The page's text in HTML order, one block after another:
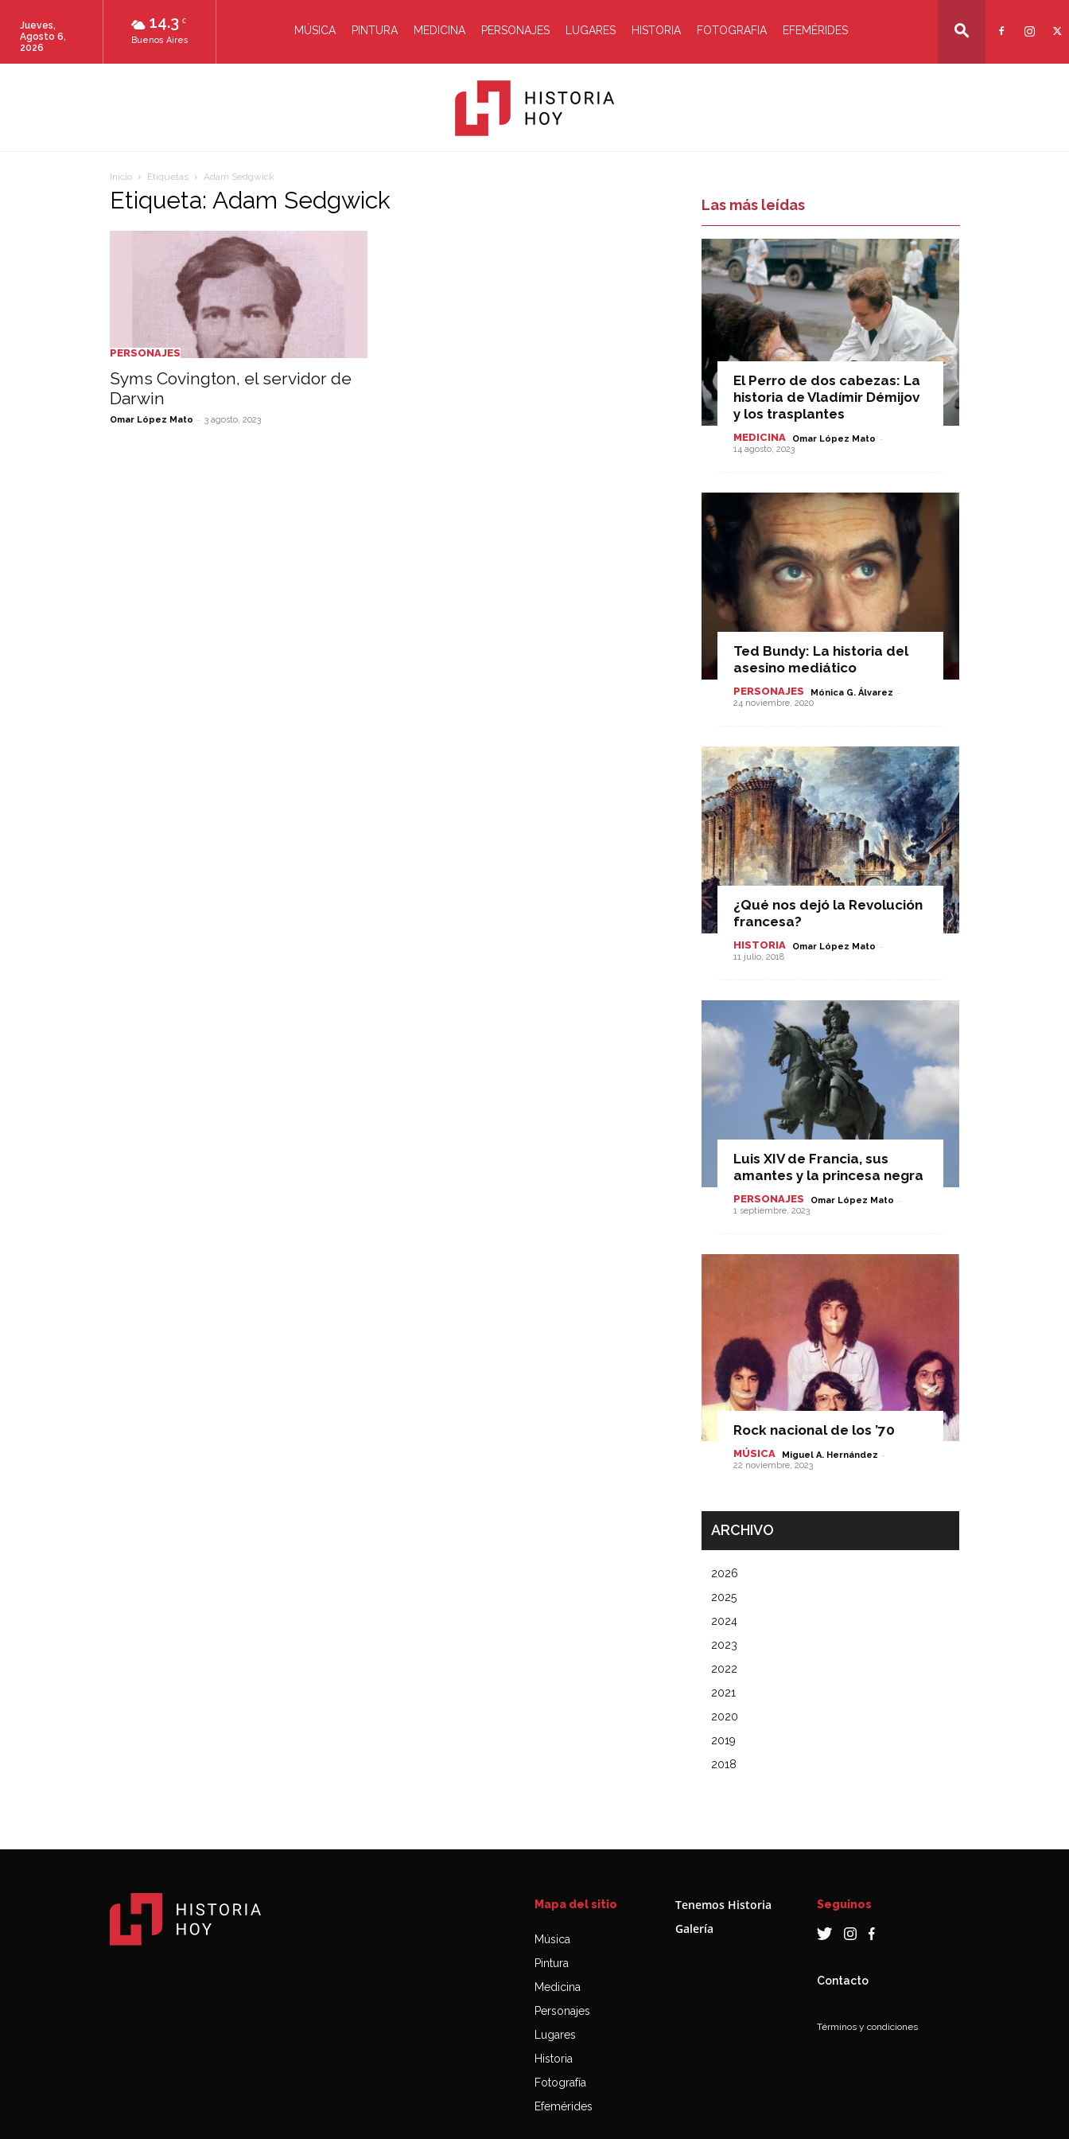
14.3 C
Buenos Aires
Jueves,
Agosto 6,
2026
MÚSICA PINTURA MEDICINA PERSONAJES LUGARES HISTORIA FOTOGRAFIA EFEMÉRIDES
Inicio Etiquetas Adam Sedgwick
Etiqueta: Adam Sedgwick
PERSONAJES
Syms Covington, el servidor de
Darwin
Omar López Mato - 3 agosto, 2023
Las más leídas
El Perro de dos cabezas: La
historia de Vladímir Démijov
y los trasplantes
MEDICINA Omar López Mato -
14 agosto, 2023
Ted Bundy: La historia del
asesino mediático
PERSONAJES Mónica G. Álvarez -
24 noviembre, 2020
¿Qué nos dejó la Revolución
francesa?
HISTORIA Omar López Mato -
11 julio, 2018
Luis XIV de Francia, sus
amantes y la princesa negra
PERSONAJES Omar López Mato -
1 septiembre, 2023
Rock nacional de los ’70
MÚSICA Miguel A. Hernández -
22 noviembre, 2023
ARCHIVO
2026
2025
2024
2023
2022
2021
2020
2019
2018
Mapa del sitio
Música
Pintura
Medicina
Personajes
Lugares
Historia
Fotografía
Efemérides
Tenemos Historia
Galería
Seguinos
Contacto
Términos y condiciones